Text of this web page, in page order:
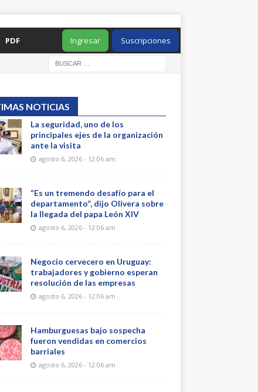
PDF Suscripciones
Ingresar
NOTICIAS
La seguridad, uno de los
principales ejes de la organización
ante la visita
agosto 6, 2026 - 12:06 am
“Es un tremendo desafío para el
departamento”, dijo Olivera sobre
la llegada del papa León XIV
agosto 6, 2026 - 12:06 am
Negocio cervecero en Uruguay:
trabajadores y gobierno esperan
resolución de las empresas
agosto 6, 2026 - 12:06 am
Hamburguesas bajo sospecha
fueron vendidas en comercios
barriales
agosto 6, 2026 - 12:06 am